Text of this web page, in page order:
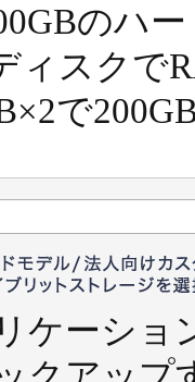
のハ
ィスクで
で
ケーショ